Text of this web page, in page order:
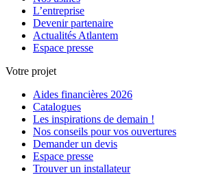
L’entreprise
Devenir partenaire
Actualités Atlantem
Espace presse
Votre projet
Aides financières 2026
Catalogues
Les inspirations de demain !
Nos conseils pour vos ouvertures
Demander un devis
Espace presse
Trouver un installateur